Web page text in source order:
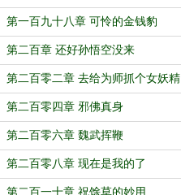
第一百九十八章 可怜的金钱豹
第二百章 还好孙悟空没来
第二百零二章 去给为师抓个女妖精
第二百零四章 邪佛真身
第二百零六章 魏武挥鞭
第二百零八章 现在是我的了
第二百一十章 祝馀草的妙用